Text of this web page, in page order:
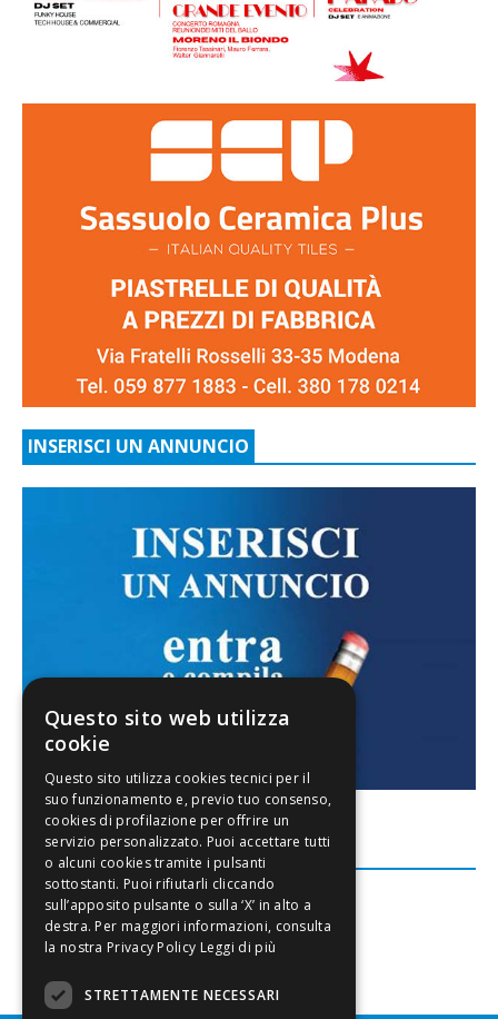
INSERISCI UN ANNUNCIO
FACEBOOK
Questo sito web utilizza
cookie
Leggi di più
STRETTAMENTE NECESSARI